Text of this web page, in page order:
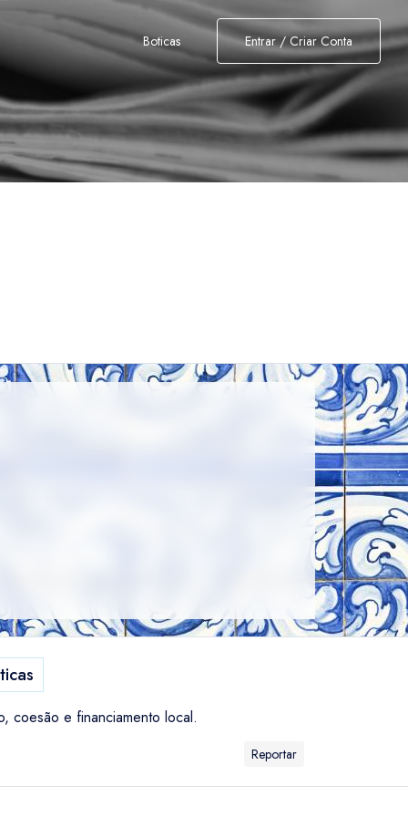
Boticas Entrar / Criar Conta
coesão e financiamento local.
Reportar